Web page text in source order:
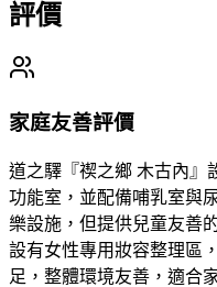
評價
家庭友善評價
道之驛『禊之鄉 木古內』
功能室，並配備哺乳室與
樂設施，但提供兒童友善
設有女性專用妝容整理區
足，整體環境友善，適合